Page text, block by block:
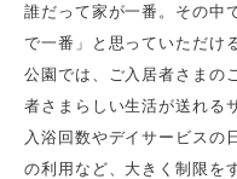
誰だって家が一番。その中
で一番」と思っていただけ
公園では、ご入居者さまの
者さまらしい生活が送れる
入浴回数やデイサービスの
の利用など、大きく制限を